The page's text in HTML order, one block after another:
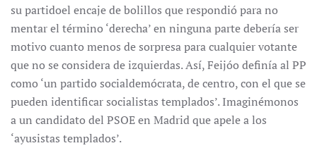
su partidoel encaje de bolillos que respondió para no
mentar el término ‘derecha’ en ninguna parte debería ser
motivo cuanto menos de sorpresa para cualquier votante
que no se considera de izquierdas. Así, Feijóo definía al PP
como ‘un partido socialdemócrata, de centro, con el que se
pueden identificar socialistas templados’. Imaginémonos
a un candidato del PSOE en Madrid que apele a los
‘ayusistas templados’.